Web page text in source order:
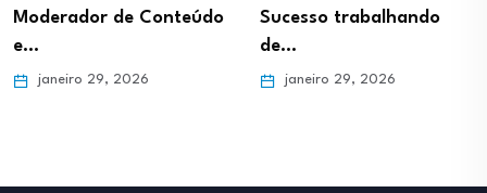
Moderador de Conteúdo
e…
janeiro 29, 2026
Sucesso trabalhando
de…
janeiro 29, 2026